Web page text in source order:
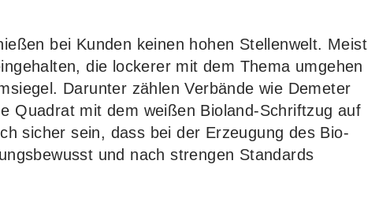
bei Kunden keinen hohen Stellenwelt. Meist
die lockerer mit dem Thema umgehen
Darunter zählen Verbände wie Demeter
Quadrat mit dem weißen Bioland-Schriftzug auf
sicher sein, dass bei der Erzeugung des Bio-
und nach strengen Standards